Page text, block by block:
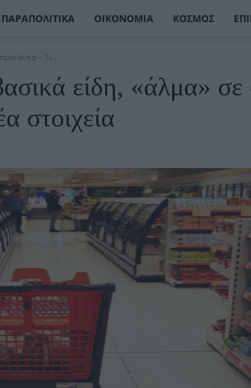
ΠΑΡΑΠΟΛΙΤΙΚΆ ΟΙΚΟΝΟΜΊΑ ΚΌΣΜΟΣ
– Τι...
είδη, «άλμα» σε
στοιχεία